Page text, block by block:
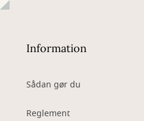
Information
Sådan gør du
Reglement